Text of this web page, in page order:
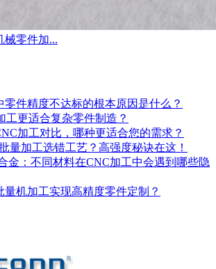
械零件加...
零件精度不达标的根本原因是什么？
工更适合复杂零件制造？
加工对比，哪种更适合您的需求？
量加工选错工艺？高强度秘诀在这！
金：不同材料在CNC加工中会遇到哪些隐
量机加工实现高精度零件定制？